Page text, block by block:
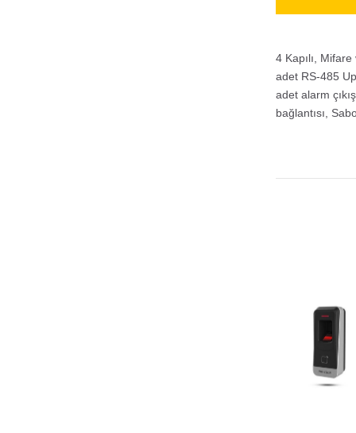
4 Kapılı,
adet RS-485
adet alarm
bağlantısı,